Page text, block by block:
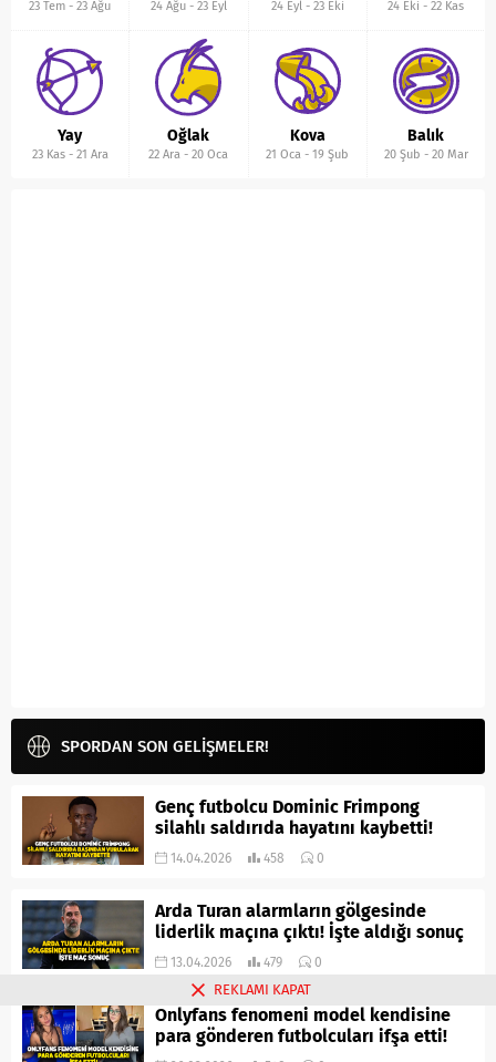
23 Tem -23 Ağu 24 Ağu- 23 Eyl 24 Eyl- 23 Eki 24 Eki -22 Kas
Yay
23 Kas- 21 Ara
Oğlak
22 Ara -20 Oca
Kova
21 Oca -19 Şub
Balık
20 Şub - 20 Mar
SPORDAN SON GELİŞMELER!
Genç futbolcu Dominic Frimpong
silahlı saldırıda hayatını kaybetti!
14.04.2026 458 0
Arda Turan alarmların gölgesinde
liderlik maçına çıktı! İşte aldığı sonuç
13.04.2026 479 0
Onlyfans fenomeni model kendisine
para gönderen futbolcuları ifşa etti!
REKLAMI KAPAT